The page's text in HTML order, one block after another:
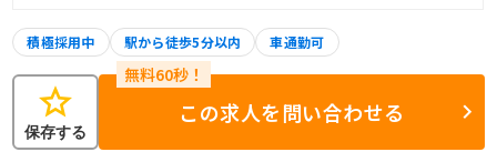
積極採用中 駅から徒歩5分以内 車通勤可
star
保存する
この求人を問い合わせる